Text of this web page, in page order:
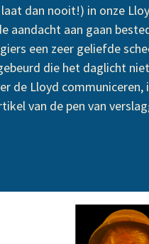
dan nooit!) in onze
aandacht aan gaan
een zeer geliefde
die het daglicht
de Lloyd
van de pen van